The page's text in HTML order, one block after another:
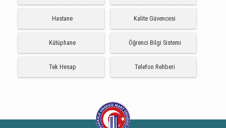
Hastane Kalite Güvencesi
Kütüphane Öğrenci Bilgi Sistemi
Tek Hesap Telefon Rehberi